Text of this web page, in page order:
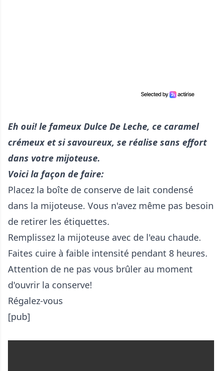
Eh oui! le fameux Dulce De Leche, ce caramel
crémeux et si savoureux, se réalise sans effort
dans votre mijoteuse.
Voici la façon de faire:
Placez la boîte de conserve de lait condensé
dans la mijoteuse. Vous n'avez même pas besoin
de retirer les étiquettes.
Remplissez la mijoteuse avec de l'eau chaude.
Faites cuire à faible intensité pendant 8 heures.
Attention de ne pas vous brûler au moment
d'ouvrir la conserve!
Régalez-vous
[pub]